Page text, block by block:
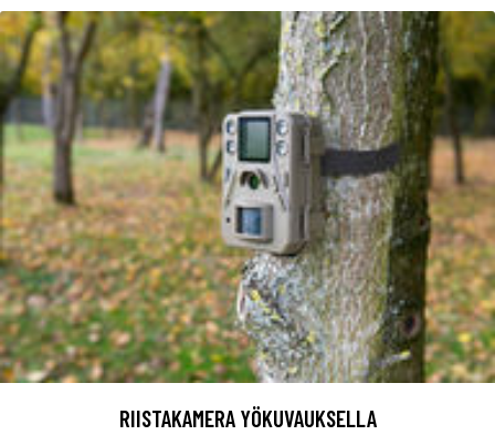
RIISTAKAMERA YÖKUVAUKSELLA